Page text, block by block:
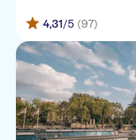
4,31/5 (97)